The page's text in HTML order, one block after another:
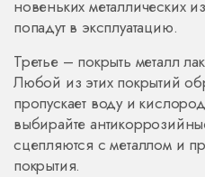
новеньких металлических
попадут в эксплуатацию.
Третье – покрыть металл
Любой из этих покрытий
пропускает воду и
выбирайте
сцепляются с металлом и
покрытия.